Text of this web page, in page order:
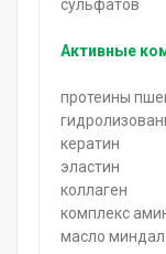
сульфатов
Активные
протеины
кератин
эластин
коллаген
комплекс
масло